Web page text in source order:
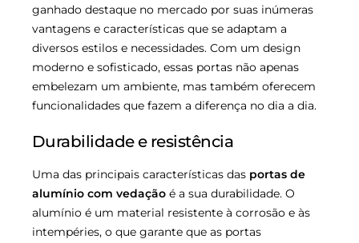
ganhado destaque no mercado por suas inúmeras
vantagens e características que se adaptam a
diversos estilos e necessidades. Com um design
moderno e sofisticado, essas portas não apenas
embelezam um ambiente, mas também oferecem
funcionalidades que fazem a diferença no dia a dia.
Durabilidade e resistência
Uma das principais características das portas de
alumínio com vedação é a sua durabilidade. O
alumínio é um material resistente à corrosão e às
intempéries, o que garante que as portas